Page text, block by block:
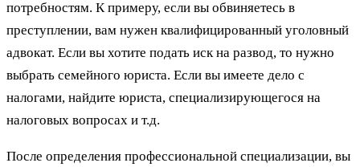
потребностям. К примеру, если вы обвиняетесь в
преступлении, вам нужен квалифицированный уголовный
адвокат. Если вы хотите подать иск на развод, то нужно
выбрать семейного юриста. Если вы имеете дело с
налогами, найдите юриста, специализирующегося на
налоговых вопросах и т.д.
После определения профессиональной специализации, вы